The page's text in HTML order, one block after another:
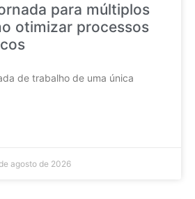
para múltiplos
otimizar processos
de trabalho de uma única
agosto de 2026